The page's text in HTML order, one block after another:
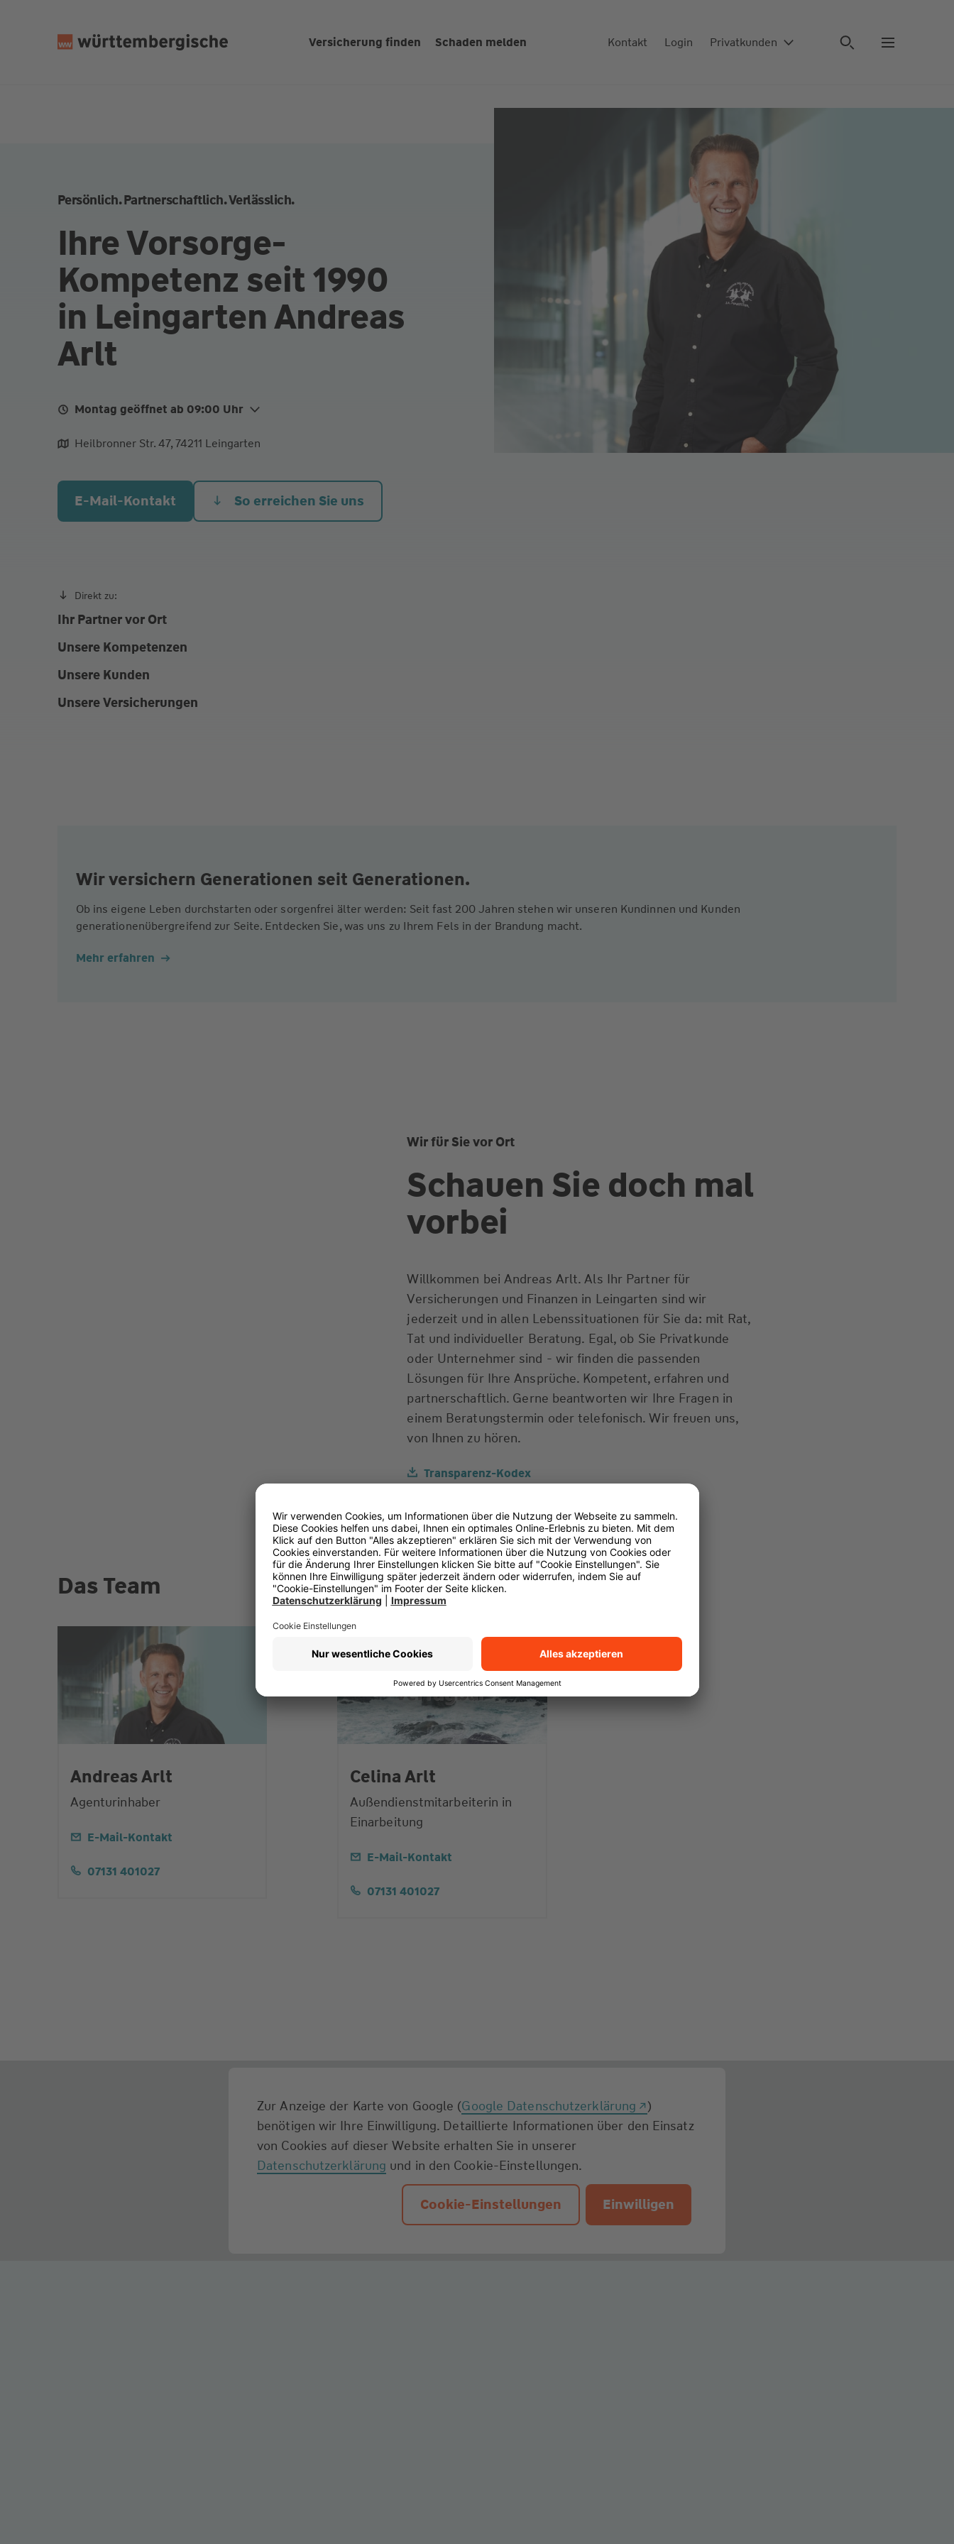
Versicherung finden Schaden melden Kontakt Login Privatkunden
Persönlich. Partnerschaftlich. Verlässlich.
Ihre Vorsorge-
Kompetenz seit 1990
in Leingarten Andreas
Arlt
Montag geöffnet ab 09:00 Uhr
Mo.
09:00 - 12:00
Mi.
09:00 - 12:00
Do.
09:00 - 12:00
Heilbronner Str. 47, 74211 Leingarten
E-Mail-Kontakt So erreichen Sie uns
Direkt zu:
Ihr Partner vor Ort
Unsere Kompetenzen
Unsere Kunden
Unsere Versicherungen
Wir versichern Generationen seit Generationen.
Ob ins eigene Leben durchstarten oder sorgenfrei älter werden: Seit fast 200 Jahren stehen wir unseren Kundinnen und Kunden
generationenübergreifend zur Seite. Entdecken Sie, was uns zu Ihrem Fels in der Brandung macht.
Mehr erfahren
Wir für Sie vor Ort
Schauen Sie doch mal
vorbei
Willkommen bei Andreas Arlt. Als Ihr Partner für
Versicherungen und Finanzen in Leingarten sind wir
jederzeit und in allen Lebenssituationen für Sie da: mit Rat,
Tat und individueller Beratung. Egal, ob Sie Privatkunde
oder Unternehmer sind - wir finden die passenden
Lösungen für Ihre Ansprüche. Kompetent, erfahren und
partnerschaftlich. Gerne beantworten wir Ihre Fragen in
einem Beratungstermin oder telefonisch. Wir freuen uns,
von Ihnen zu hören.
Transparenz-Kodex
Das Team
Andreas Arlt
Agenturinhaber
E-Mail-Kontakt
07131 401027
Celina Arlt
Außendienstmitarbeiterin in
Einarbeitung
E-Mail-Kontakt
07131 401027
Zur Anzeige der Karte von Google (Google Datenschutzerklärung
)
benötigen wir Ihre Einwilligung. Detaillierte Informationen über den Einsatz
von Cookies auf dieser Website erhalten Sie in unserer
Datenschutzerklärung und in den Cookie-Einstellungen.
Cookie-Einstellungen Einwilligen